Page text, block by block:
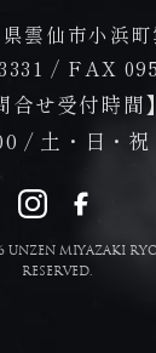
雲仙市小浜
/ FAX
合せ受付時間】
/ 土・日・祝
UNZEN MIYAZAKI
RESERVED.